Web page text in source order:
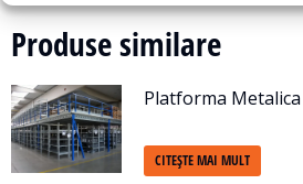
Produse similare
Platforma Metalica
CITEȘTE MAI MULT